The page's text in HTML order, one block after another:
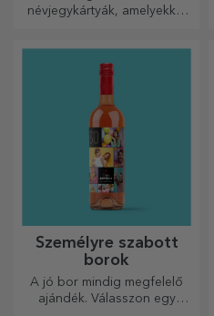
névjegykártyák, amelyekkel
Személyre szabott
borok
A jó bor mindig megfelelő
ajándék. Válasszon egy